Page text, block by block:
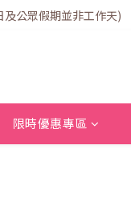
公眾假期並非工作天)
公眾假期並非工作天)
點運費
公眾假期並非工作天)
限時優惠專區